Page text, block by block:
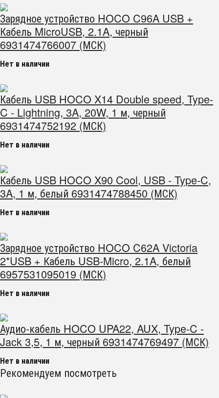
Зарядное устройство HOCO C96A USB +
Кабель MicroUSB, 2.1A, черный
6931474766007 (МСК)
Нет в наличии
Кабель USB HOCO X14 Double speed, Type-
C - Lightning, 3A, 20W, 1 м, черный
6931474752192 (МСК)
Нет в наличии
Кабель USB HOCO X90 Cool, USB - Type-C,
3A, 1 м, белый 6931474788450 (МСК)
Нет в наличии
Зарядное устройство HOCO C62A Victoria
2*USB + Кабель USB-Micro, 2.1A, белый
6957531095019 (МСК)
Нет в наличии
Аудио-кабель HOCO UPA22, AUX, Type-C -
Jack 3,5, 1 м, черный 6931474769497 (МСК)
Нет в наличии
Рекомендуем посмотреть